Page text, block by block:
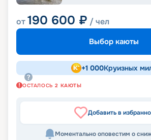
от190 600 ₽ / чел
Выбор каюты
+1 000Круизных
ОСТАЛОСЬ 2 КАЮТЫ
Добавить в
Моментально оповестим о